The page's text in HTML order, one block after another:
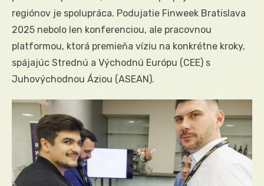
regiónov je spolupráca. Podujatie Finweek Bratislava
2025 nebolo len konferenciou, ale pracovnou
platformou, ktorá premieňa víziu na konkrétne kroky,
spájajúc Strednú a Východnú Európu (CEE) s
Juhovýchodnou Áziou (ASEAN).